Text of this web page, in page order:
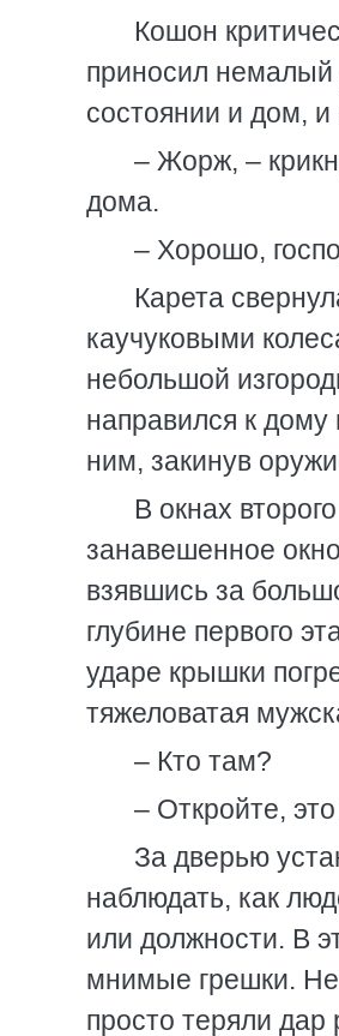
Кошон
приносил немалый
состоянии и дом,
– Жорж, –
дома.
– Хорошо,
Карета
каучуковыми
небольшой
направился к
ним, закинув
В окнах
занавешенное
взявшись за
глубине первого
ударе крышки
тяжеловатая
– Кто там?
– Откройте,
За дверью
наблюдать, как
или должности. В
мнимые грешки.
просто теряли